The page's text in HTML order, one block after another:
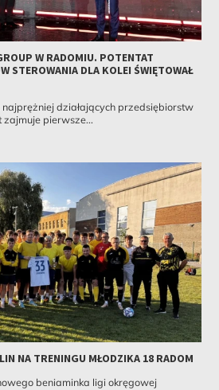
W RADOMIU. POTENTAT
STEROWANIA DLA KOLEI ŚWIĘTOWAŁ
najprężniej działających przedsiębiorstw
zajmuje pierwsze...
NA TRENINGU MŁODZIKA 18 RADOM
beniaminka ligi okręgowej